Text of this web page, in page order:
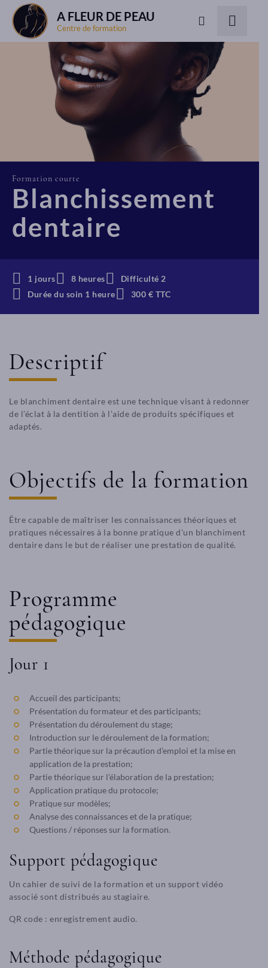
A FLEUR DE PEAU
Centre de formation
Formation courte
Blanchissement
dentaire
1 jours 8 heures
Difficulté 2
Durée du soin 1 heure
300 € TTC
Descriptif
Le blanchiment dentaire est une technique visant à redonner
de l’éclat à la dentition à l’aide de produits spécifiques et
adaptés.
Objectifs de la formation
Être capable de maîtriser les connaissances théoriques et
pratiques nécessaires à la bonne pratique d’un blanchiment
dentaire dans le but de réaliser une prestation de qualité.
Programme
pédagogique
Jour 1
Accueil des participants;
Présentation du formateur et des participants;
Présentation du déroulement du stage;
Introduction sur le déroulement de la formation;
Partie théorique sur la précaution d’emploi et la mise en
application de la prestation;
Partie théorique sur l’élaboration de la prestation;
Application pratique du protocole;
Pratique sur modèles;
Analyse des connaissances et de la pratique;
Questions / réponses sur la formation.
Support pédagogique
Un cahier de suivi de la formation et un support vidéo
associé sont distribués au stagiaire.
QR code : enregistrement audio.
Méthode pédagogique